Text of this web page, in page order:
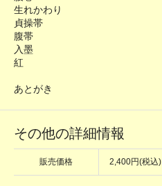
生れかわり
貞操帯
腹帯
入墨
紅
あとがき
その他の詳細情報
販売価格 2,400円(税込)